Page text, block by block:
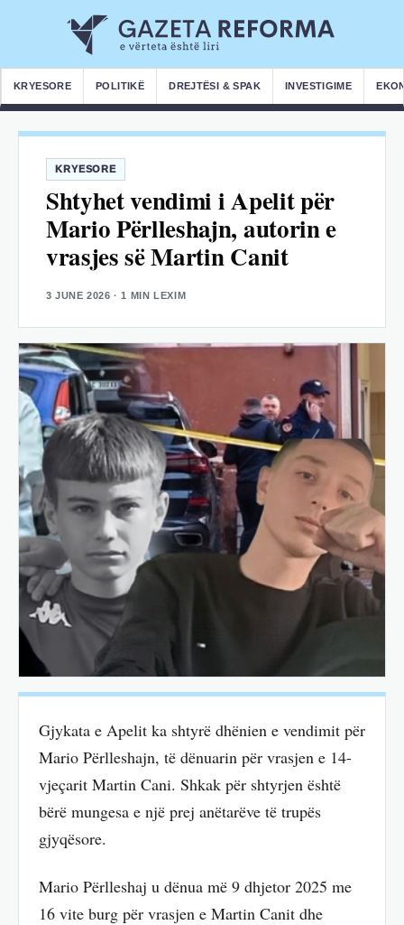
KRYESORE POLITIKË DREJTËSI & SPAK INVESTIGIME
KRYESORE
Shtyhet vendimi i Apelit për
Mario Përlleshajn, autorin e
vrasjes së Martin Canit
3 JUNE 2026 · 1 MIN LEXIM
Gjykata e Apelit ka shtyrë dhënien e vendimit për
Mario Përlleshajn, të dënuarin për vrasjen e 14-
vjeçarit Martin Cani. Shkak për shtyrjen është
bërë mungesa e një prej anëtarëve të trupës
gjyqësore.
Mario Përlleshaj u dënua më 9 dhjetor 2025 me
16 vite burg për vrasjen e Martin Canit dhe